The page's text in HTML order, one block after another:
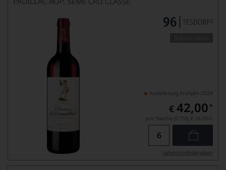
Auslieferung Frühjahr 2028
€ 42,00 *
pro Flasche (0.75l), € 56,00/L
Lebensmittel­angaben